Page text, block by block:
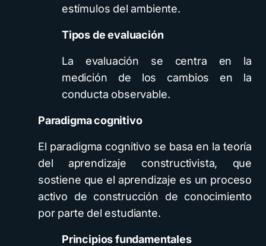
estímulos del ambiente.
Tipos de evaluación
La evaluación se centra en la
medición de los cambios en la
conducta observable.
Paradigma cognitivo
El paradigma cognitivo se basa en la teoría
del aprendizaje constructivista, que
sostiene que el aprendizaje es un proceso
activo de construcción de conocimiento
por parte del estudiante.
Principios fundamentales